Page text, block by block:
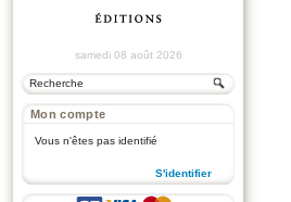
samedi 08 août 2026
Mon compte
Vous n'êtes pas identifié
S'identifier